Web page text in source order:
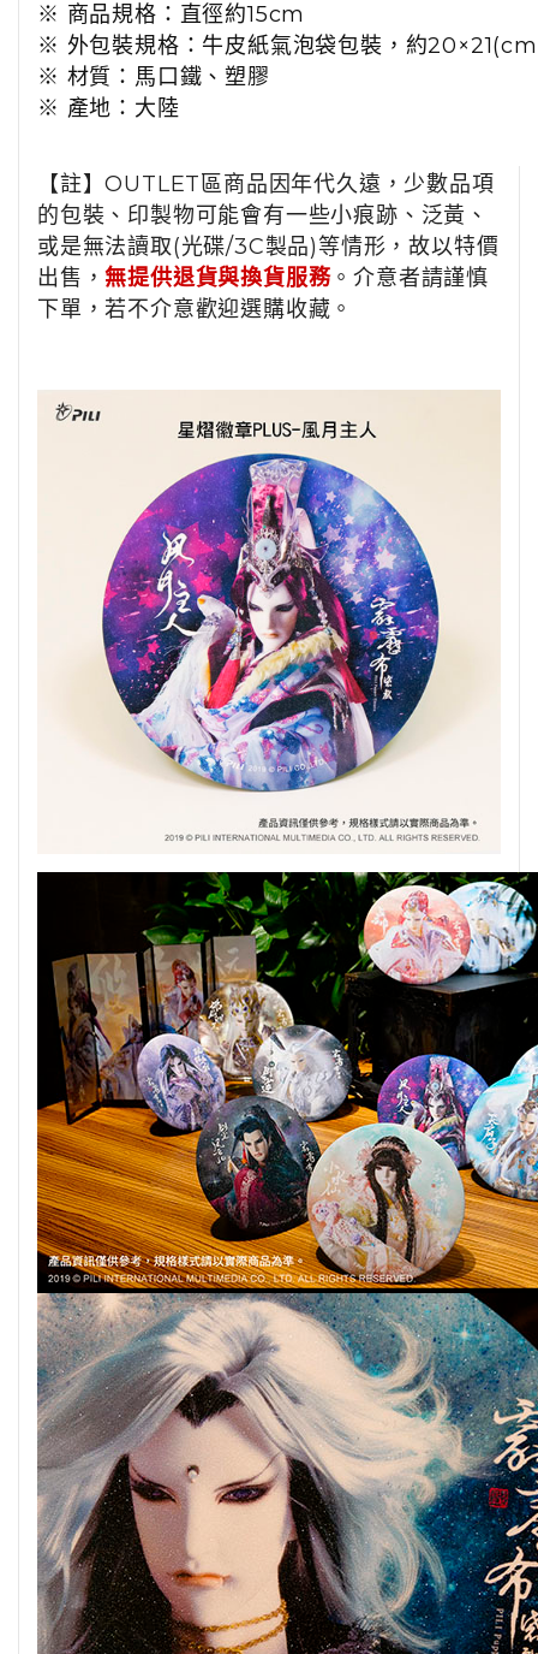
※ 商品規格：直徑約15cm
※ 外包裝規格：牛皮紙氣泡袋包裝，約
※ 材質：馬口鐵、塑膠
※ 產地：大陸
【註】OUTLET區商品因年代久遠，少數品項
的包裝、印製物可能會有一些小痕跡、泛黃、
或是無法讀取(光碟/3C製品)等情形，故以特價
出售，無提供退貨與換貨服務。介意者請謹慎
下單，若不介意歡迎選購收藏。